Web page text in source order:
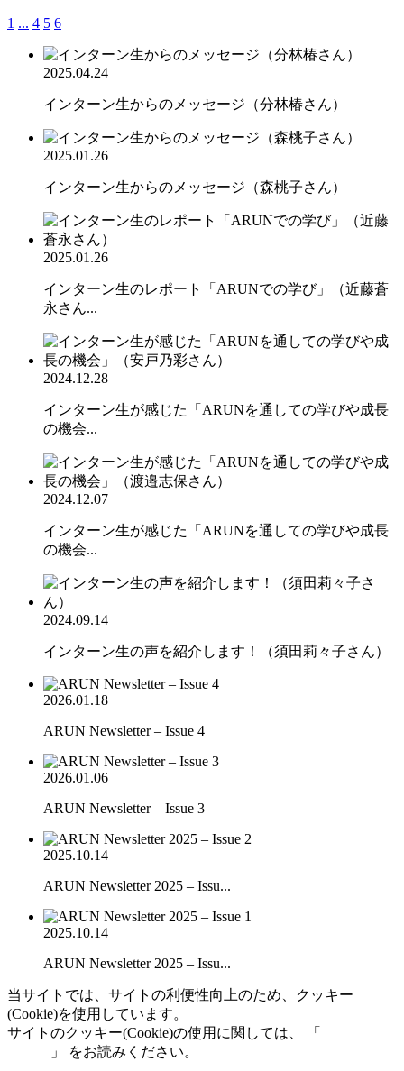
1 ... 4 5 6
2025.04.24
インターン生からのメッセージ（分林椿さん）
2025.01.26
インターン生からのメッセージ（森桃子さん）
2025.01.26
インターン生のレポート「ARUNでの学び」（近藤蒼
永さん...
2024.12.28
インターン生が感じた「ARUNを通しての学びや成長
の機会...
2024.12.07
インターン生が感じた「ARUNを通しての学びや成長
の機会...
2024.09.14
インターン生の声を紹介します！（須田莉々子さん）
2026.01.18
ARUN Newsletter – Issue 4
2026.01.06
ARUN Newsletter – Issue 3
2025.10.14
ARUN Newsletter 2025 – Issu...
2025.10.14
ARUN Newsletter 2025 – Issu...
当サイトでは、サイトの利便性向上のため、クッキー
(Cookie)を使用しています。
サイトのクッキー(Cookie)の使用に関しては、 「
」 をお読みください。